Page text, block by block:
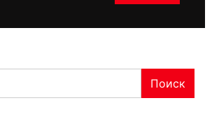
Поиск